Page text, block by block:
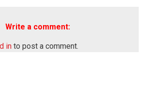
Write a comment:
in to post a comment.